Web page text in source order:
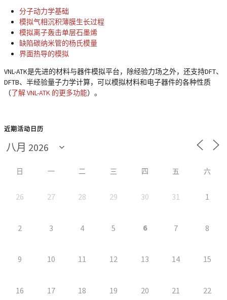
分子动力学基础
模拟气相沉积薄膜生长过程
模拟离子轰击单层石墨烯
缺陷碳纳米管的杨氏模量
界面热导的模拟
VNL-ATK是先进的材料与器件模拟平台，除经验力场之外，还支持DFT、
DFTB、半经验量子力学计算，可以模拟材料和电子器件的各种性质
（了解 VNL-ATK 的更多功能）。
近期活动日历
日 一 二 三 四 五 六
26 27 28 29 30 31 1
2 3 4 5 6 7 8
9 10 11 12 13 14 15
16 17 18 19 20 21 22